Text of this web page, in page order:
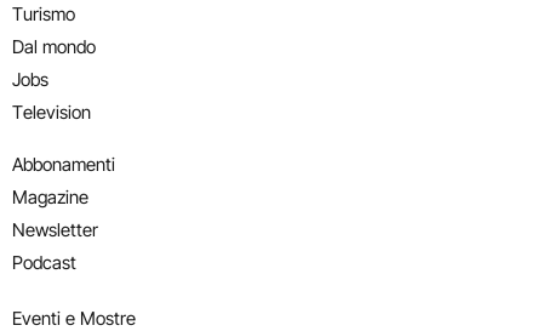
Turismo
Dal mondo
Jobs
Television
Abbonamenti
Magazine
Newsletter
Podcast
Eventi e Mostre